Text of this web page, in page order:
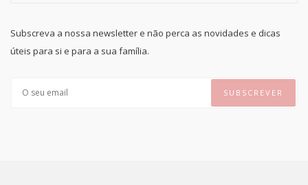
Subscreva a nossa newsletter e não perca as novidades e dicas
úteis para si e para a sua família.